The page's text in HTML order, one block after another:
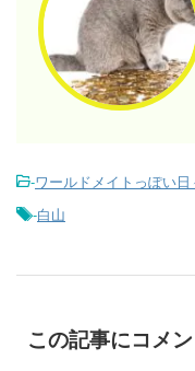
-ワールドメイトっぽい日
-白山
この記事にコメ